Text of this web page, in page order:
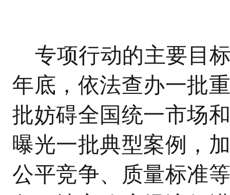
专项行动的主要目
年底，依法查办一批
批妨碍全国统一市场
曝光一批典型案例，
公平竞争、质量标准